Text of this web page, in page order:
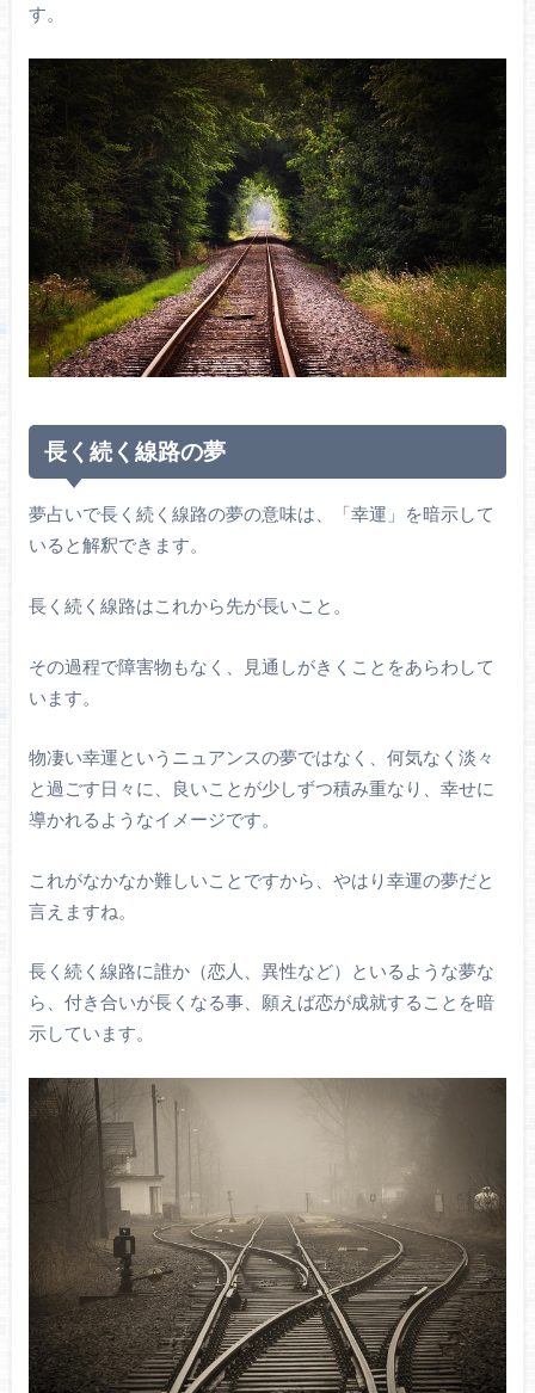
す。
長く続く線路の夢
夢占いで長く続く線路の夢の意味は、「幸運」を暗示して
いると解釈できます。
長く続く線路はこれから先が長いこと。
その過程で障害物もなく、見通しがきくことをあらわして
います。
物凄い幸運というニュアンスの夢ではなく、何気なく淡々
と過ごす日々に、良いことが少しずつ積み重なり、幸せに
導かれるようなイメージです。
これがなかなか難しいことですから、やはり幸運の夢だと
言えますね。
長く続く線路に誰か（恋人、異性など）といるような夢な
ら、付き合いが長くなる事、願えば恋が成就することを暗
示しています。